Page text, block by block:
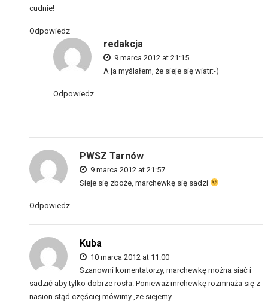
cudnie!
Odpowiedz
redakcja
9 marca 2012 at 21:15
A ja myślałem, że sieje się wiatr:-)
Odpowiedz
PWSZ Tarnów
9 marca 2012 at 21:57
Sieje się zboże, marchewkę się sadzi
Odpowiedz
Kuba
10 marca 2012 at 11:00
Szanowni komentatorzy, marchewkę można siać i
sadzić aby tylko dobrze rosła. Ponieważ mrchewkę rozmnaża się z
nasion stąd częściej mówimy ,ze siejemy.